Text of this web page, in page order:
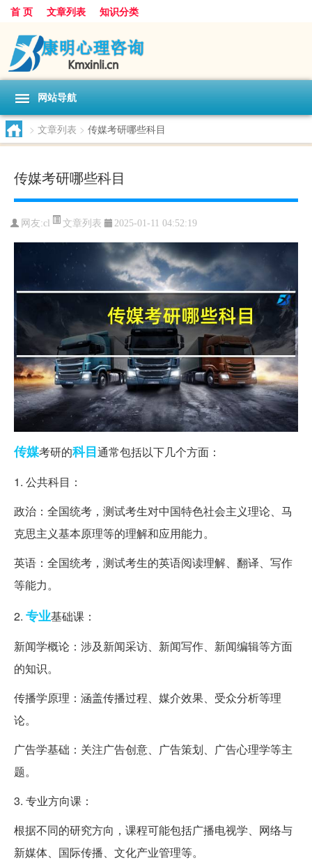
首 页 文章列表 知识分类
网站导航
> 文章列表 > 传媒考研哪些科目
传媒考研哪些科目
网友:cl 文章列表 2025-01-11 04:52:19
传媒考研的科目通常包括以下几个方面：
1. 公共科目：
政治：全国统考，测试考生对中国特色社会主义理论、马
克思主义基本原理等的理解和应用能力。
英语：全国统考，测试考生的英语阅读理解、翻译、写作
等能力。
2. 专业基础课：
新闻学概论：涉及新闻采访、新闻写作、新闻编辑等方面
的知识。
传播学原理：涵盖传播过程、媒介效果、受众分析等理
论。
广告学基础：关注广告创意、广告策划、广告心理学等主
题。
3. 专业方向课：
根据不同的研究方向，课程可能包括广播电视学、网络与
新媒体、国际传播、文化产业管理等。